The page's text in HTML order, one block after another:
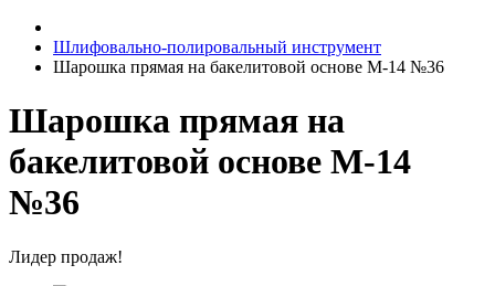
Шлифовально-полировальный инструмент
Шарошка прямая на бакелитовой основе M-14 №36
Шарошка прямая на
бакелитовой основе M-14
№36
Лидер продаж!